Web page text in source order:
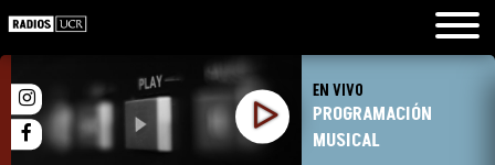
EN VIVO
PROGRAMACIÓN
MUSICAL